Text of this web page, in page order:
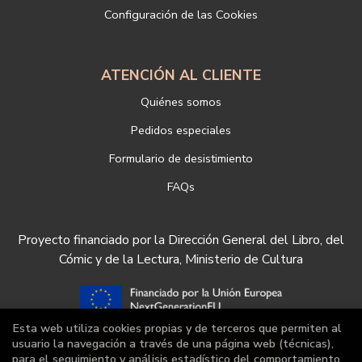
https://www.libreriadeportiva.com/proteccion-de-datos
Configuración de las Cookies
ATENCIÓN AL CLIENTE
Quiénes somos
Pedidos especiales
Formulario de desistimiento
FAQs
Proyecto financiado por la Dirección General del Libro, del
Cómic y de la Lectura, Ministerio de Cultura
Esta web utiliza cookies propias y de terceros que permiten al
usuario la navegación a través de una página web (técnicas),
para el seguimiento y análisis estadístico del comportamiento